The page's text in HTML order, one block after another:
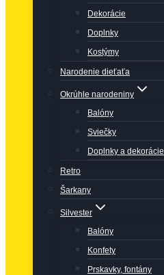
Dekorácie
Doplnky
Kostýmy
Narodenie dieťaťa
Okrúhle narodeniny
Balóny
Sviečky
Doplnky a dekorácie
Retro
Šarkany
Silvester
Balóny
Konfety
Prskavky, fontány